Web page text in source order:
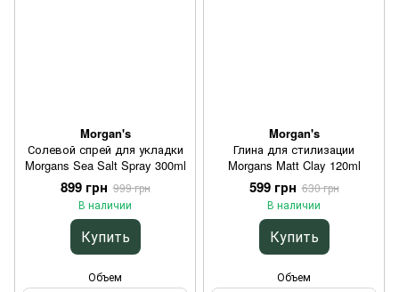
Morgan's
Солевой спрей для укладки
Morgans Sea Salt Spray 300ml
899 грн 999 грн
В наличии
Купить
Объем
Morgan's
Глина для стилизации
Morgans Matt Clay 120ml
599 грн 630 грн
В наличии
Купить
Объем